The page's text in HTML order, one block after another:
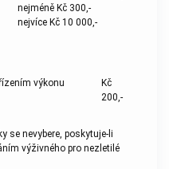
nejméně Kč 300,-
nejvíce Kč 10 000,-
výkonu
Kč
200,-
se nevybere, poskytuje-li
výživného pro nezletilé